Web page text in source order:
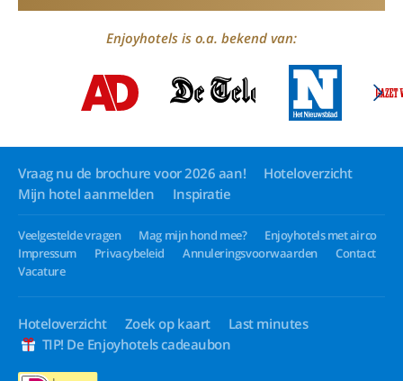
Enjoyhotels is o.a. bekend van:
Vraag nu de brochure voor 2026 aan!
Hoteloverzicht
Mijn hotel aanmelden
Inspiratie
Veelgestelde vragen Mag mijn hond mee?
Enjoyhotels met airco
Impressum
Privacybeleid Annuleringsvoorwaarden
Contact
Vacature
Hoteloverzicht Zoek op kaart
Last minutes
TIP! De Enjoyhotels cadeaubon